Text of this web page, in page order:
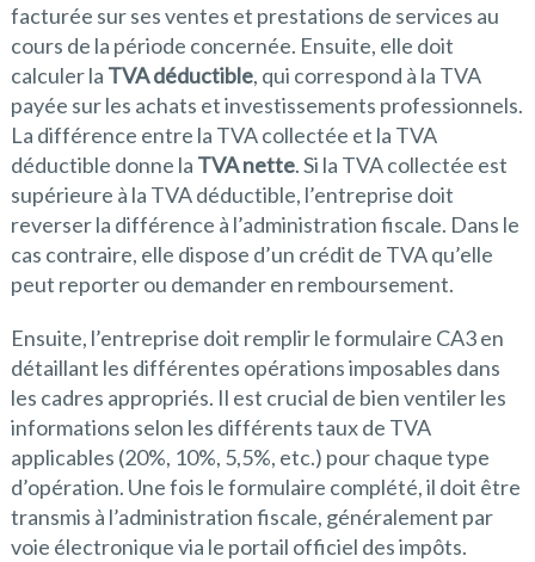
facturée sur ses ventes et prestations de services au
cours de la période concernée. Ensuite, elle doit
calculer la TVA déductible, qui correspond à la TVA
payée sur les achats et investissements professionnels.
La différence entre la TVA collectée et la TVA
déductible donne la TVA nette. Si la TVA collectée est
supérieure à la TVA déductible, l’entreprise doit
reverser la différence à l’administration fiscale. Dans le
cas contraire, elle dispose d’un crédit de TVA qu’elle
peut reporter ou demander en remboursement.
Ensuite, l’entreprise doit remplir le formulaire CA3 en
détaillant les différentes opérations imposables dans
les cadres appropriés. Il est crucial de bien ventiler les
informations selon les différents taux de TVA
applicables (20%, 10%, 5,5%, etc.) pour chaque type
d’opération. Une fois le formulaire complété, il doit être
transmis à l’administration fiscale, généralement par
voie électronique via le portail officiel des impôts.